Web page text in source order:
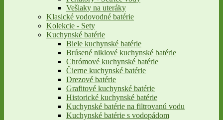
Vešiaky na uteráky
Klasické vodovodné batérie
Kolekcie - Sety
Kuchynské batérie
Biele kuchynské batérie
Brúsené niklové kuchynské batérie
Chrómové kuchynské batérie
Čierne kuchynské batérie
Drezové batérie
Grafitové kuchynské batérie
Historické kuchynské batérie
Kuchynské batérie na filtrovanú vodu
Kuchynské batérie s vodopádom